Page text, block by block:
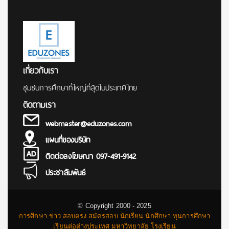
เกี่ยวกับเรา
ชุมชนการศึกษาที่ใหญ่ที่สุดในประเทศไทย
ติดตามเรา
webmaster@eduzones.com
แผนที่ของบริษัท
ติดต่อลงโฆษณา 097-491-9142
ประชาสัมพันธ์
© Copyright 2000 - 2025
การศึกษา ข่าว สอบตรง สมัครสอบ นักเรียน นักศึกษา ทุนการศึกษา
เรียนต่อต่างประเทศ มหาวิทยาลัย โรงเรียน